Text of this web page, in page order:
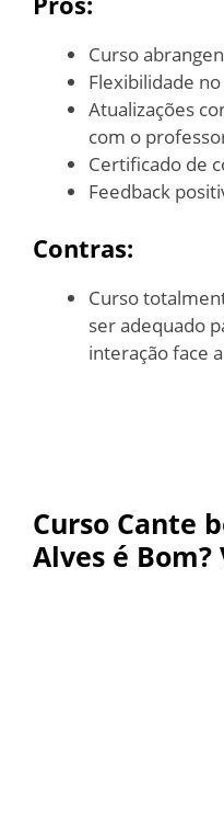
Curso
Flexibilidade no
Atualizações
com o
Certificado de
Feedback
Contras:
Curso
ser adequado
interação face
Curso Cante
Alves é Bom?